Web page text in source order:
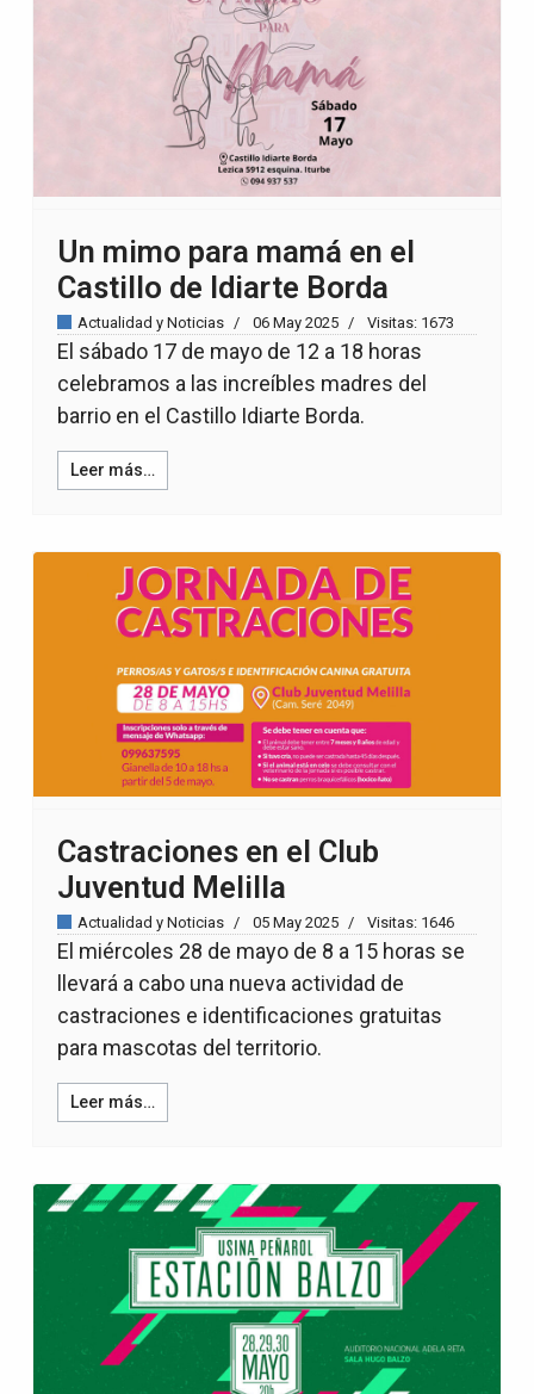
Un mimo para mamá en el
Castillo de Idiarte Borda
Actualidad y Noticias 06 May 2025 Visitas: 1673
El sábado 17 de mayo de 12 a 18 horas
celebramos a las increíbles madres del
barrio en el Castillo Idiarte Borda.
Leer más…
Castraciones en el Club
Juventud Melilla
Actualidad y Noticias 05 May 2025 Visitas: 1646
El miércoles 28 de mayo de 8 a 15 horas se
llevará a cabo una nueva actividad de
castraciones e identificaciones gratuitas
para mascotas del territorio.
Leer más…